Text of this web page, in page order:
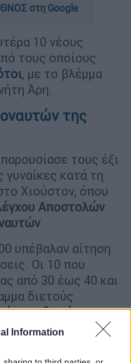
Information
στη Google
10 νέους
τους οποίους
, με το βλέμμα
Άρη.
της
τους έξι
γυναίκες κατά τη
Χιούστον, όπου
Αποστολών
.
υπέβαλαν αίτηση
Οι 10 που
από 30 έως 40 και
διετούς
δικαίωμα για